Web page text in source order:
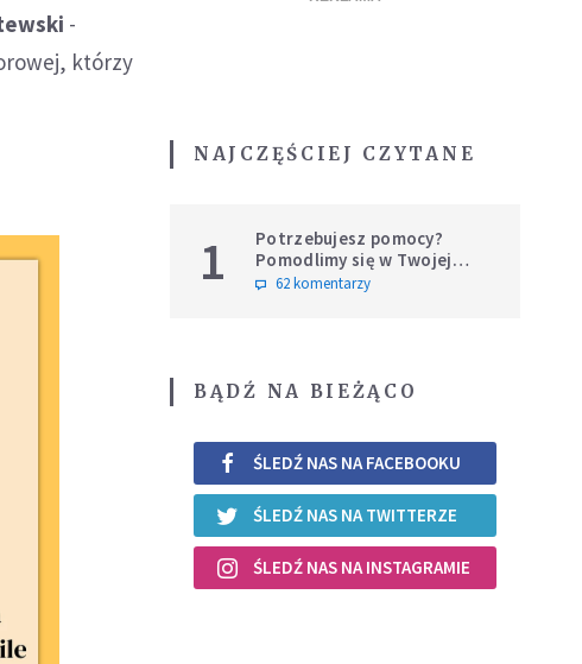
-
którzy
NAJCZĘŚCIEJ CZYTANE
1
Potrzebujesz pomocy?
Pomodlimy się w Twojej
intencji
62 komentarzy
BĄDŹ NA BIEŻĄCO
ŚLEDŹ NAS NA FACEBOOKU
ŚLEDŹ NAS NA TWITTERZE
ŚLEDŹ NAS NA INSTAGRAMIE